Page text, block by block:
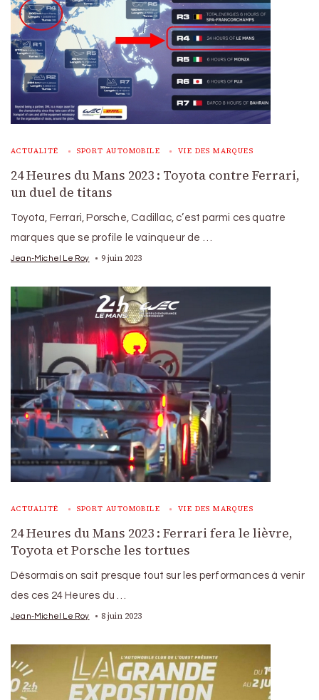
ACTUALITÉ SPORT AUTOMOBILE VIE DES MARQUES
24 Heures du Mans 2023 : Toyota contre Ferrari,
un duel de titans
Toyota, Ferrari, Porsche, Cadillac, c’est parmi ces quatre
marques que se profile le vainqueur de …
Jean-Michel Le Roy 9 juin 2023
ACTUALITÉ SPORT AUTOMOBILE VIE DES MARQUES
24 Heures du Mans 2023 : Ferrari fera le lièvre,
Toyota et Porsche les tortues
Désormais on sait presque tout sur les performances à venir
des ces 24 Heures du …
Jean-Michel Le Roy 8 juin 2023